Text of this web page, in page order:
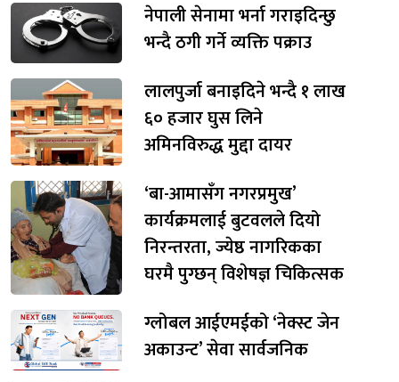
नेपाली सेनामा भर्ना गराइदिन्छु
भन्दै ठगी गर्ने व्यक्ति पक्राउ
लालपुर्जा बनाइदिने भन्दै १ लाख
६० हजार घुस लिने
अमिनविरुद्ध मुद्दा दायर
‘बा-आमासँग नगरप्रमुख’
कार्यक्रमलाई बुटवलले दियो
निरन्तरता, ज्येष्ठ नागरिकका
घरमै पुग्छन् विशेषज्ञ चिकित्सक
ग्लोबल आईएमईको ‘नेक्स्ट जेन
अकाउन्ट’ सेवा सार्वजनिक